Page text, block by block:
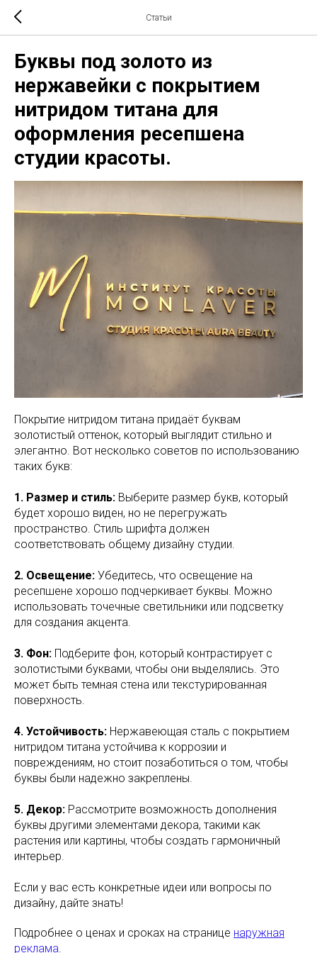
Статьи
Буквы под золото из
нержавейки с покрытием
нитридом титана для
оформления ресепшена
студии красоты.
Покрытие нитридом титана придаёт буквам
золотистый оттенок, который выглядит стильно и
элегантно. Вот несколько советов по использованию
таких букв:
1. Размер и стиль: Выберите размер букв, который
будет хорошо виден, но не перегружать
пространство. Стиль шрифта должен
соответствовать общему дизайну студии.
2. Освещение: Убедитесь, что освещение на
ресепшене хорошо подчеркивает буквы. Можно
использовать точечные светильники или подсветку
для создания акцента.
3. Фон: Подберите фон, который контрастирует с
золотистыми буквами, чтобы они выделялись. Это
может быть темная стена или текстурированная
поверхность.
4. Устойчивость: Нержавеющая сталь с покрытием
нитридом титана устойчива к коррозии и
повреждениям, но стоит позаботиться о том, чтобы
буквы были надежно закреплены.
5. Декор: Рассмотрите возможность дополнения
буквы другими элементами декора, такими как
растения или картины, чтобы создать гармоничный
интерьер.
Если у вас есть конкретные идеи или вопросы по
дизайну, дайте знать!
Подробнее о ценах и сроках на странице наружная
реклама.